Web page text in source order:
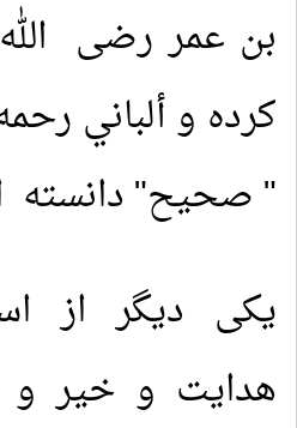
بن عمر رضی
کرده و ألباني
" صحیح" دانسته
یکی دیگر از
هدایت و خیر و